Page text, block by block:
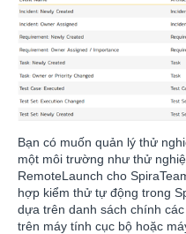
Bạn có muốn quản lý thử
một môi trường như thử
RemoteLaunch cho
hợp kiểm thử tự động trong
dựa trên danh sách chính
trên máy tính cục bộ hoặc